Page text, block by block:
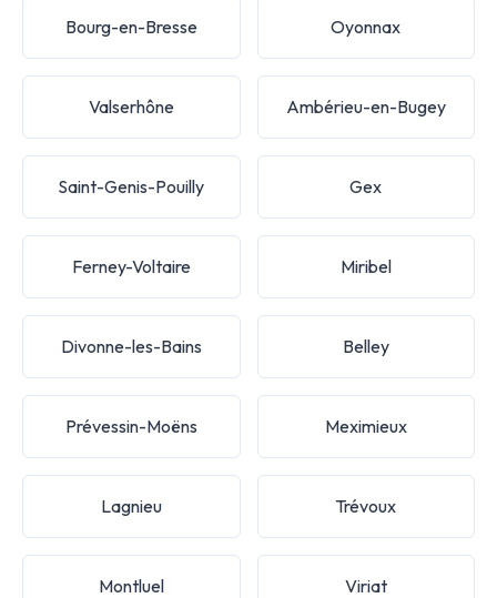
Bourg-en-Bresse Oyonnax
Valserhône Ambérieu-en-Bugey
Saint-Genis-Pouilly Gex
Ferney-Voltaire Miribel
Divonne-les-Bains Belley
Prévessin-Moëns Meximieux
Lagnieu Trévoux
Montluel Viriat